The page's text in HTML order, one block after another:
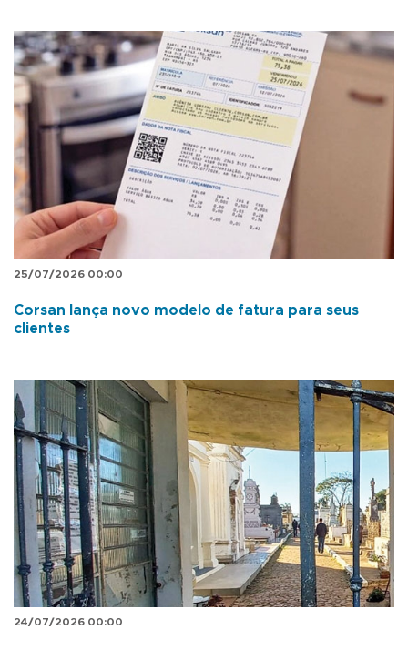
25/07/2026 00:00
Corsan lança novo modelo de fatura para seus
clientes
24/07/2026 00:00